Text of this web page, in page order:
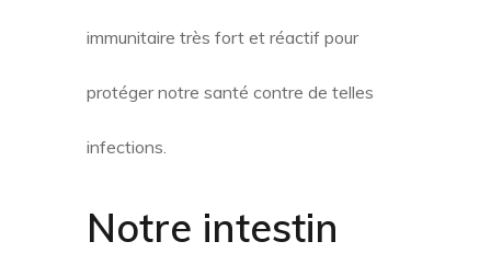
immunitaire très fort et réactif pour
protéger notre santé contre de telles
infections.
Notre intestin